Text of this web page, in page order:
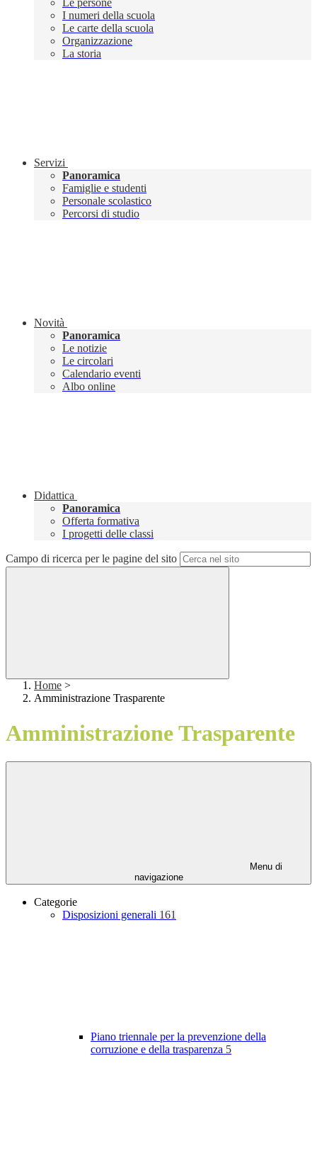
Le persone
I numeri della scuola
Le carte della scuola
Organizzazione
La storia
Servizi
Panoramica
Famiglie e studenti
Personale scolastico
Percorsi di studio
Novità
Panoramica
Le notizie
Le circolari
Calendario eventi
Albo online
Didattica
Panoramica
Offerta formativa
I progetti delle classi
Campo di ricerca per le pagine del sito
Home >
Amministrazione Trasparente
Amministrazione Trasparente
Menu di
navigazione
Categorie
Disposizioni generali 161
Piano triennale per la prevenzione della
corruzione e della trasparenza 5